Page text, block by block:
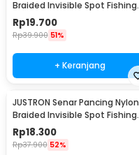
Braided Invisible Spot Fishing
Line 500M 0.6 - DPLS
Rp19.700
Rp39.900 51%
+ Keranjang
JUSTRON Senar Pancing Nylon
Braided Invisible Spot Fishing
Line 500M 1.2 - DPLS
Rp18.300
Rp37.900 52%